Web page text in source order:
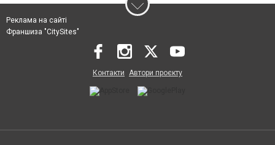
Реклама на сайті
Франшиза "CitySites"
Контакти Автори проєкту